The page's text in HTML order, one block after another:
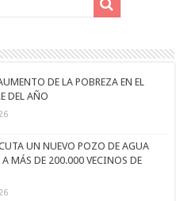
DE LA POBREZA EN EL
DEL AÑO
UN NUEVO POZO DE AGUA
MÁS DE 200.000 VECINOS DE